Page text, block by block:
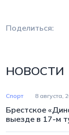
Поделиться:
НОВОСТИ
Спорт 8 августа,
Брестское
выезде в 17-м